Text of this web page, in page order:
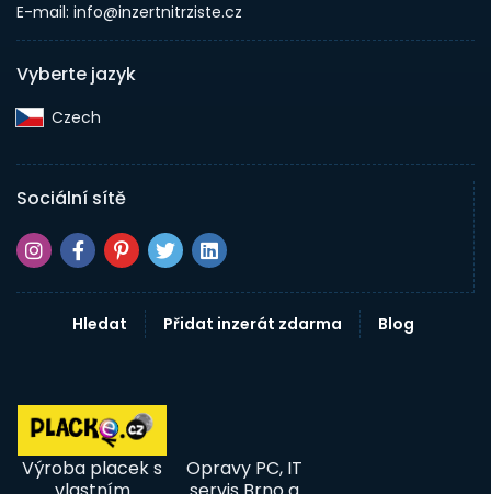
E-mail: info@inzertnitrziste.cz
Vyberte jazyk
Czech‎
Sociální sítě
Hledat Přidat inzerát zdarma Blog
Výroba placek s
Opravy PC, IT